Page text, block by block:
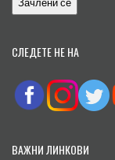
СЛЕДЕТЕ НЕ НА
ВАЖНИ ЛИНКОВИ